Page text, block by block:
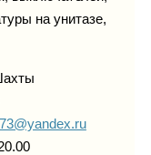
на унитазе,